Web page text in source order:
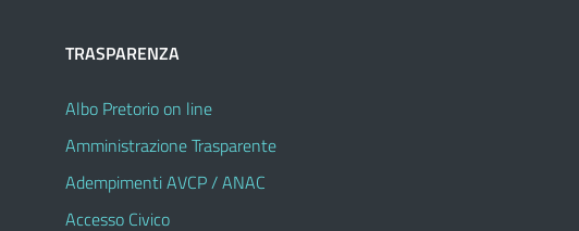
TRASPARENZA
Albo Pretorio on line
Amministrazione Trasparente
Adempimenti AVCP / ANAC
Accesso Civico